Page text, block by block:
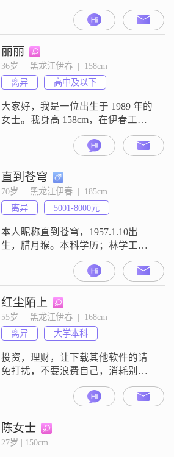
伊春##3002##我的月收入虽然不算
高，在3000元以下，但我相信通过
努力，未来一定会有所改善
##3002##我学历不高，只有高中及
以下，但我认为学历并不是衡量一
个人的全部标准##3002##我性格稳
重可靠，随和易相处，注重相互尊
重和包容理解##3
丽丽
36岁  |  黑龙江伊春  |  158cm
离异
高中及以下
大家好，我是一位出生于 1989 年的
女士。我身高 158cm，在伊春工
作。我的收入相对较为普通，在
3000 元以下。学历方面，我处于高
中及以下水平。我觉得自己最大的
特点是温柔体贴，对待他人总是充
满善意和关怀。我为人真诚可靠，
从不说谎骗人。在生活中，我特别
追求事业成就，希望能够凭借自己
的努力让生活变得更好。我很注重
仪
直到苍穹
70岁  |  黑龙江伊春  |  185cm
离异
5001-8000元
本人昵称直到苍穹，1957.1.10出
生，腊月猴。本科学历；林学工程
师；公务员退休；身体健康；2007
年丧偶，短暂再婚离异。住房在黑
龙江省伊春，儿子公职人员，孙子
上中学了，我轻手利脚没有负担，
可邀请老伴儿来黑龙江省伊春市
（小兴安岭林区，避暑胜地，负氧
离子一万多，没有环境污染）我这
里定居生活，也可随女方移居任何
适居城市过
红尘陌上
55岁  |  黑龙江伊春  |  168cm
离异
大学本科
投资，理财，让下载其他软件的请
免打扰，不要浪费自己，消耗别人
陈女士
27岁 | 150cm